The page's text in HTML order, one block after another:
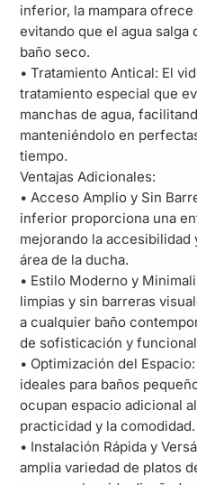
inferior, la mampara
evitando que el agua salga
baño seco.
• Tratamiento Antical: El
tratamiento especial que
manchas de agua,
manteniéndolo en
tiempo.
Ventajas Adicionales:
• Acceso Amplio y Sin
inferior proporciona una
mejorando la
área de la ducha.
• Estilo Moderno y
limpias y sin barreras
a cualquier baño
de sofisticación y
• Optimización del
ideales para baños
ocupan espacio adicional
practicidad y la comodidad.
• Instalación Rápida y
amplia variedad de platos